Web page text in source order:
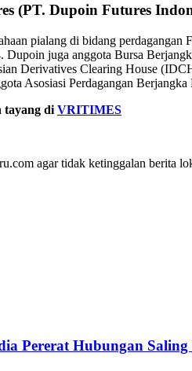
(PT. Dupoin Futures
pialang di bidang
juga anggota Bursa
Derivatives Clearing House
Asosiasi Perdagangan
tayang di VRITIMES
agar tidak ketinggalan berita
Pererat Hubungan